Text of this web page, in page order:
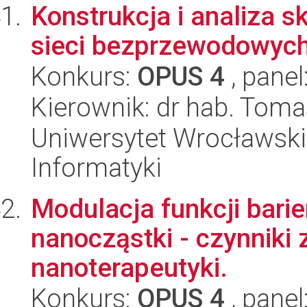
Konstrukcja i analiza
sieci
Konkurs: OPUS 4 ,
Kierownik: dr hab.
Uniwersytet
Informatyki
Modulacja funkcji
nanocząstki - czynniki
nanoterapeutyki.
Konkurs: OPUS 4 ,